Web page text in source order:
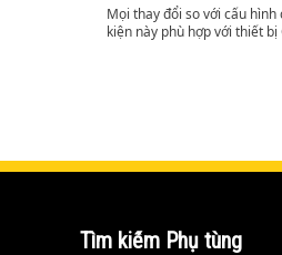
Mọi thay đổi so với cấu
kiện này phù hợp với thiết
Tìm kiếm Phụ tùng